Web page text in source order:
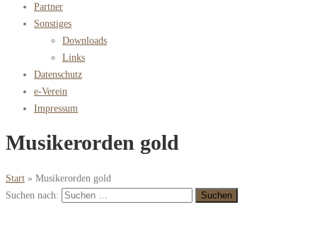
Partner
Sonstiges
Downloads
Links
Datenschutz
e-Verein
Impressum
Musikerorden gold
Start » Musikerorden gold
Suchen nach: